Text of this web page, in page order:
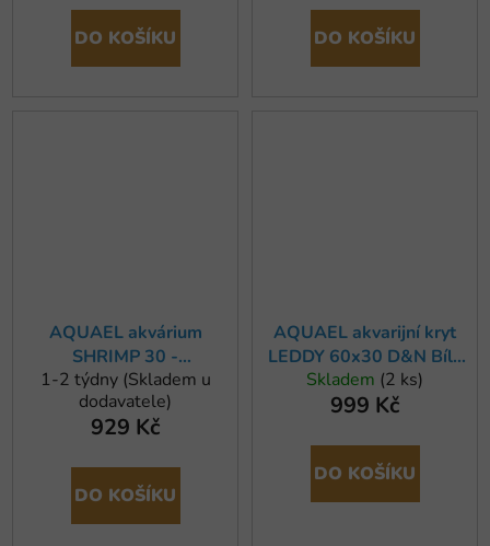
DO KOŠÍKU DO KOŠÍKU
AQUAEL akvárium
SHRIMP 30 -
29x29x35cm
1-2 týdny (Skladem u
dodavatele)
929 Kč
DO KOŠÍKU
AQUAEL akvarijní kryt
LEDDY 60x30 D&N Bílý
2.0
Skladem (2 ks)
999 Kč
DO KOŠÍKU